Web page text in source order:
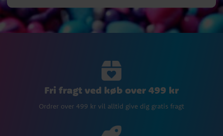
Fri fragt ved køb over 499 kr
Ordrer over 499 kr vil alltid give dig gratis fragt